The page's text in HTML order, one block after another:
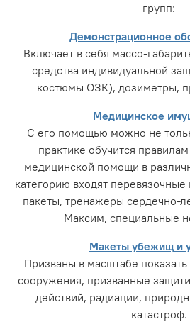
групп:
Демонстрационное
Включает в себя массо-
средства индивидуальной
костюмы ОЗК), дозиметры,
Медицинское
С его помощью можно не
практике обучится
медицинской помощи в
категорию входят
пакеты, тренажеры сердечно-
Максим, специальные
Макеты убежищ и
Призваны в масштабе
сооружения, призванные
действий, радиации,
катастроф.